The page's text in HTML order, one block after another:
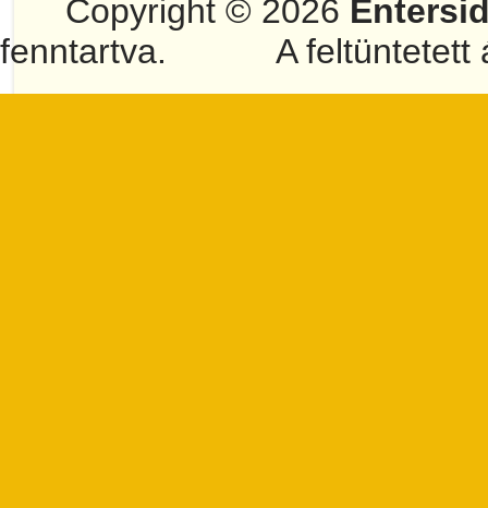
Copyright © 2026
fenntartva.
A feltüntetett